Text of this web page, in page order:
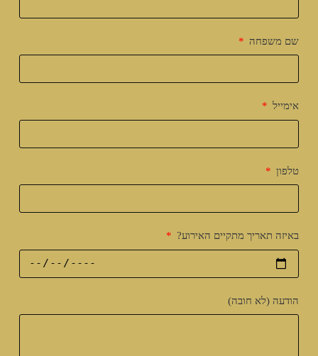
שם משפחה
אימייל
טלפון
באיזה תאריך מתקיים האירוע?
הודעה (לא חובה)